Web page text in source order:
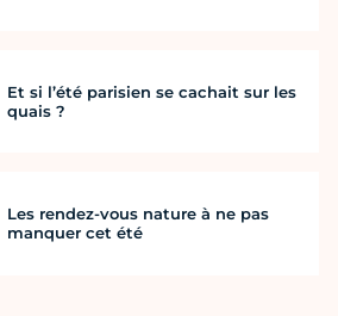
Et si l’été parisien se cachait sur les
quais ?
Les rendez-vous nature à ne pas
manquer cet été